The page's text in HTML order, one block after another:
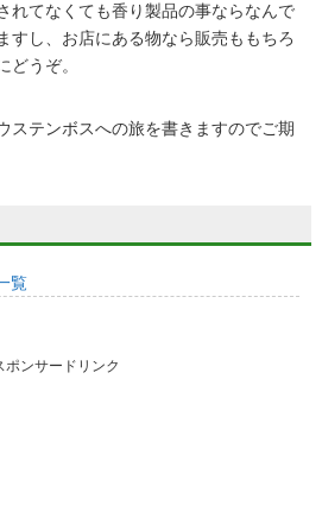
れてなくても香り製品の事ならなんで
すし、お店にある物なら販売ももちろ
どうぞ。
ステンボスへの旅を書きますのでご期
覧
ポンサードリンク